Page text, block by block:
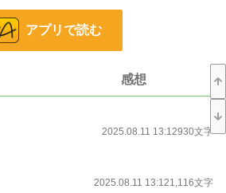
件
件 アプリで読む
感想
2025.08.11 13:12930文字
2025.08.11 13:121,116文字